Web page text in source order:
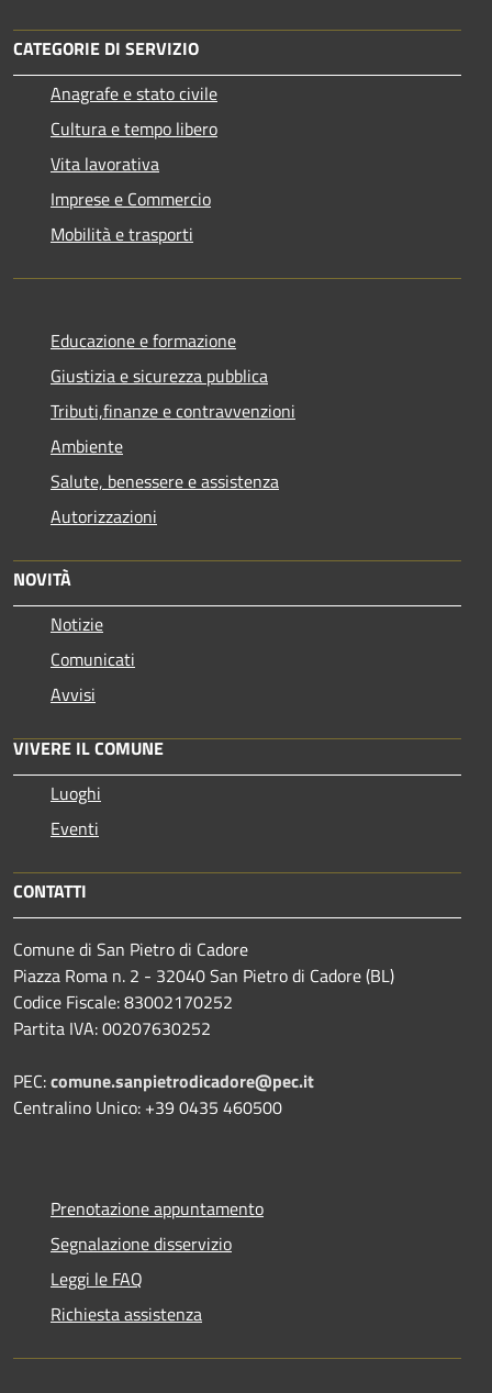
CATEGORIE DI SERVIZIO
Anagrafe e stato civile
Cultura e tempo libero
Vita lavorativa
Imprese e Commercio
Mobilità e trasporti
Educazione e formazione
Giustizia e sicurezza pubblica
Tributi,finanze e contravvenzioni
Ambiente
Salute, benessere e assistenza
Autorizzazioni
NOVITÀ
Notizie
Comunicati
Avvisi
VIVERE IL COMUNE
Luoghi
Eventi
CONTATTI
Comune di San Pietro di Cadore
Piazza Roma n. 2 - 32040 San Pietro di Cadore (BL)
Codice Fiscale: 83002170252
Partita IVA: 00207630252
PEC:comune.sanpietrodicadore@pec.it
Centralino Unico: +39 0435 460500
Prenotazione appuntamento
Segnalazione disservizio
Leggi le FAQ
Richiesta assistenza